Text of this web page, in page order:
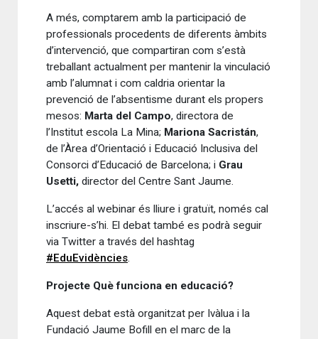
A més, comptarem amb la participació de
professionals procedents de diferents àmbits
d’intervenció, que compartiran com s’està
treballant actualment per mantenir la vinculació
amb l’alumnat i com caldria orientar la
prevenció de l’absentisme durant els propers
mesos: Marta del Campo, directora de
l’Institut escola La Mina; Mariona Sacristán,
de l’Àrea d’Orientació i Educació Inclusiva del
Consorci d’Educació de Barcelona; i Grau
Usetti, director del Centre Sant Jaume.
L’accés al webinar és lliure i gratuït, només cal
inscriure-s’hi. El debat també es podrà seguir
via Twitter a través del hashtag
#EduEvidències.
Projecte Què funciona en educació?
Aquest debat està organitzat per Ivàlua i la
Fundació Jaume Bofill en el marc de la